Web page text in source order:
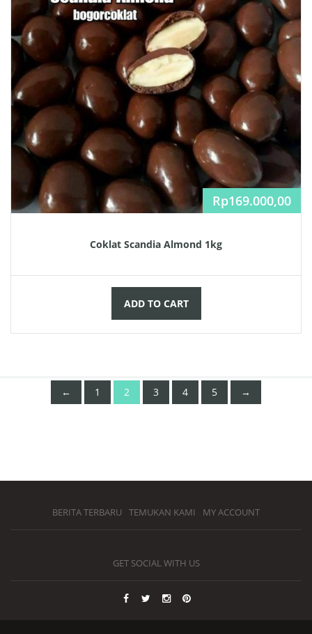
Rp169.000,00
Coklat Scandia Almond 1kg
ADD TO CART
← 1 2 3 4 5 →
BERITA TERBARU TEMUKAN KAMI MY ACCOUNT
GET SOCIAL WITH US